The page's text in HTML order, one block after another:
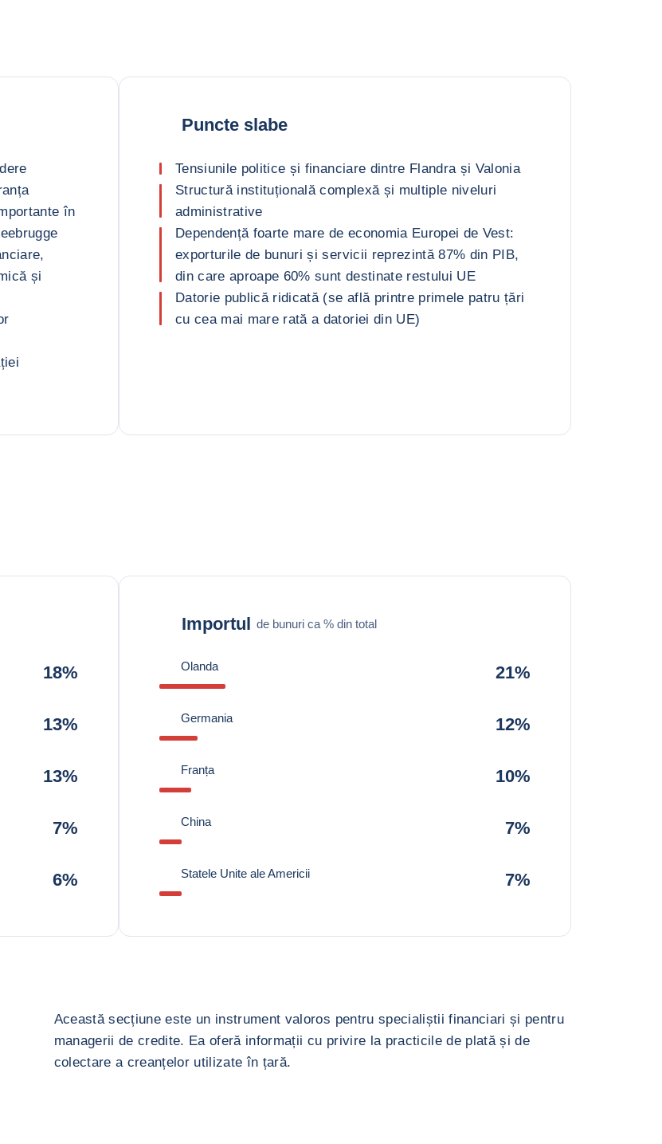
în
și
Puncte slabe
Tensiunile politice și financiare dintre Flandra și Valonia
Structură instituțională complexă și multiple niveluri
administrative
Dependență foarte mare de economia Europei de Vest:
exporturile de bunuri și servicii reprezintă 87% din PIB,
din care aproape 60% sunt destinate restului UE
Datorie publică ridicată (se află printre primele patru țări
cu cea mai mare rată a datoriei din UE)
18%
13%
13%
7%
6%
Importul de bunuri ca % din total
Olanda 21%
Germania 12%
Franța 10%
China 7%
Statele Unite ale Americii 7%
Această secțiune este un instrument valoros pentru specialiștii financiari și pentru
managerii de credite. Ea oferă informații cu privire la practicile de plată și de
colectare a creanțelor utilizate în țară.